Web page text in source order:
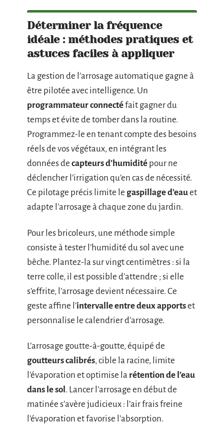
Déterminer la fréquence
idéale : méthodes pratiques et
astuces faciles à appliquer
La gestion de l’arrosage automatique gagne à
être pilotée avec intelligence. Un
programmateur connectéfait gagner du
temps et évite de tomber dans la routine.
Programmez-le en tenant compte des besoins
réels de vos végétaux, en intégrant les
données de capteurs d’humidité pour ne
déclencher l’irrigation qu’en cas de nécessité.
Ce pilotage précis limite le gaspillage d’eauet
adapte l’arrosage à chaque zone du jardin.
Pour les bricoleurs, une méthode simple
consiste à tester l’humidité du sol avec une
bêche. Plantez-la sur vingt centimètres : si la
terre colle, il est possible d’attendre ; si elle
s’effrite, l’arrosage devient nécessaire. Ce
geste affine l’intervalle entre deux apportset
personnalise le calendrier d’arrosage.
L’arrosage goutte-à-goutte, équipé de
goutteurs calibrés, cible la racine, limite
l’évaporation et optimise la rétention de l’eau
dans le sol. Lancer l’arrosage en début de
matinée s’avère judicieux : l’air frais freine
l’évaporation et favorise l’absorption.